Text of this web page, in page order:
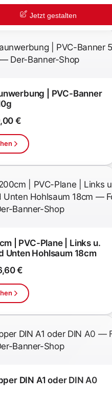
| PVC-Banner
€
| PVC-Plane | Links u.
Unten Hohlsaum 18cm
€
DIN A1 oder DIN A0
Jetzt gestalten